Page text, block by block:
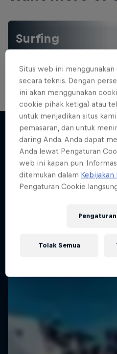
Surfing
Lebih banyak
Situs web ini
secara teknis. Dengan
ini akan menggunakan
cookie pihak ketiga) atau
untuk menjadikan situs
pemasaran, dan untuk
daring Anda. Anda dapat
Anda lewat Pengaturan
web ini kapan pun.
ditemukan dalam Kebijakan
Pengaturan Cookie
Tolak Semua